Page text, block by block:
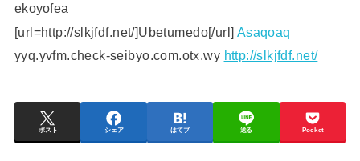
ekoyofea
[url=http://slkjfdf.net/]Ubetumedo[/url] Asaqoaq
yyq.yvfm.check-seibyo.com.otx.wy http://slkjfdf.net/
ポスト シェア はてブ 送る Pocket